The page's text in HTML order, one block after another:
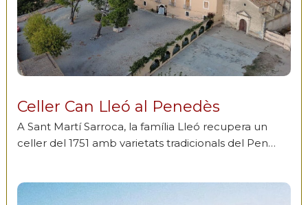
Celler Can Lleó al Penedès
A Sant Martí Sarroca, la família Lleó recupera un
celler del 1751 amb varietats tradicionals del Pen…